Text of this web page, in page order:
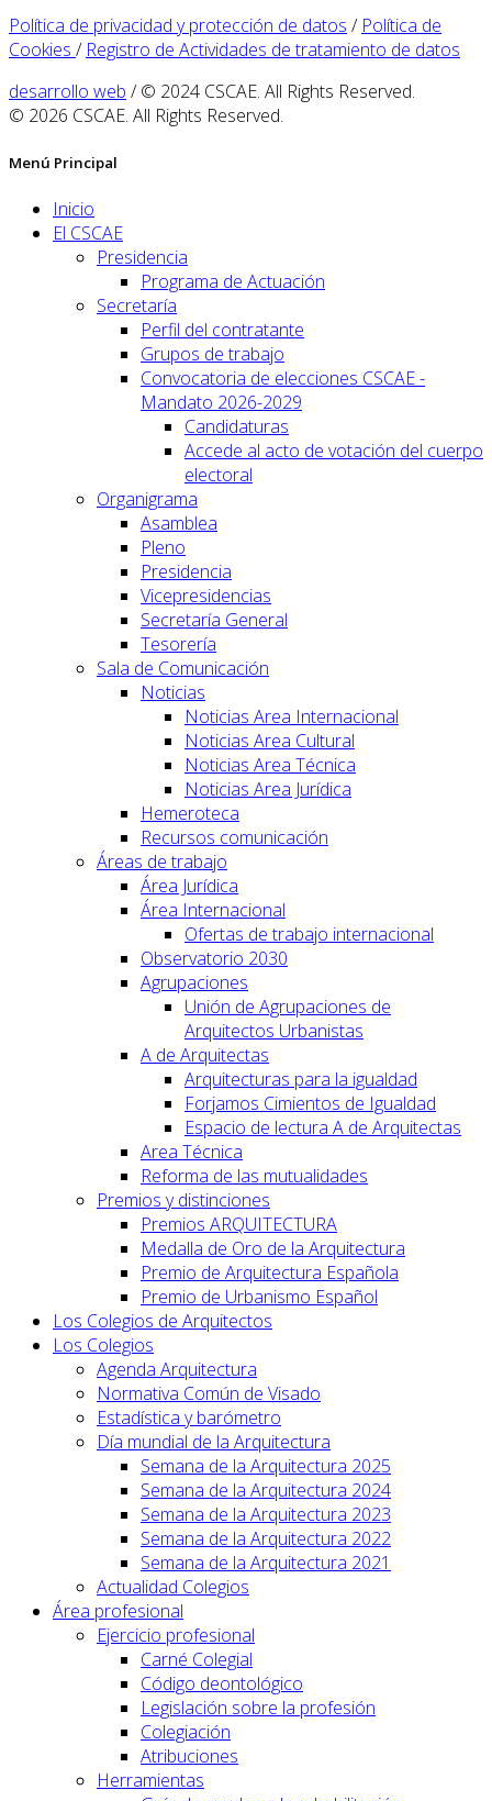
Política de privacidad y protección de datos / Política de
Cookies / Registro de Actividades de tratamiento de datos
desarrollo web / © 2024 CSCAE. All Rights Reserved.
© 2026 CSCAE. All Rights Reserved.
Menú Principal
Inicio
El CSCAE
Presidencia
Programa de Actuación
Secretaría
Perfil del contratante
Grupos de trabajo
Convocatoria de elecciones CSCAE -
Mandato 2026-2029
Candidaturas
Accede al acto de votación del cuerpo
electoral
Organigrama
Asamblea
Pleno
Presidencia
Vicepresidencias
Secretaría General
Tesorería
Sala de Comunicación
Noticias
Noticias Area Internacional
Noticias Area Cultural
Noticias Area Técnica
Noticias Area Jurídica
Hemeroteca
Recursos comunicación
Áreas de trabajo
Área Jurídica
Área Internacional
Ofertas de trabajo internacional
Observatorio 2030
Agrupaciones
Unión de Agrupaciones de
Arquitectos Urbanistas
A de Arquitectas
Arquitecturas para la igualdad
Forjamos Cimientos de Igualdad
Espacio de lectura A de Arquitectas
Area Técnica
Reforma de las mutualidades
Premios y distinciones
Premios ARQUITECTURA
Medalla de Oro de la Arquitectura
Premio de Arquitectura Española
Premio de Urbanismo Español
Los Colegios de Arquitectos
Los Colegios
Agenda Arquitectura
Normativa Común de Visado
Estadística y barómetro
Día mundial de la Arquitectura
Semana de la Arquitectura 2025
Semana de la Arquitectura 2024
Semana de la Arquitectura 2023
Semana de la Arquitectura 2022
Semana de la Arquitectura 2021
Actualidad Colegios
Área profesional
Ejercicio profesional
Carné Colegial
Código deontológico
Legislación sobre la profesión
Colegiación
Atribuciones
Herramientas